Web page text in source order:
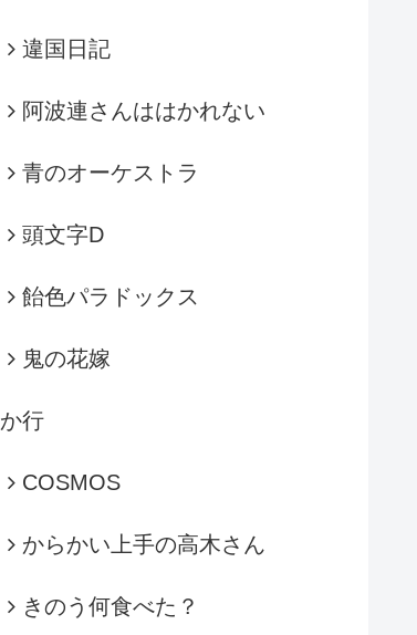
違国日記
阿波連さんははかれない
青のオーケストラ
頭文字D
飴色パラドックス
鬼の花嫁
か行
COSMOS
からかい上手の高木さん
きのう何食べた？